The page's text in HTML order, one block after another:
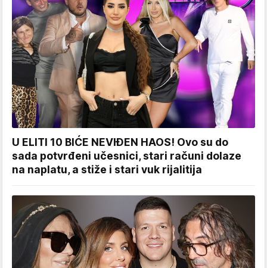
U ELITI 10 BIĆE NEVIĐEN HAOS! Ovo su do
sada potvrđeni učesnici, stari računi dolaze
na naplatu, a stiže i stari vuk rijalitija